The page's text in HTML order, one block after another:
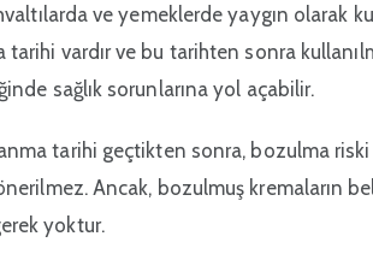
ve yemeklerde yaygın olarak
vardır ve bu tarihten sonra
sağlık sorunlarına yol açabilir.
tarihi geçtikten sonra, bozulma
Ancak, bozulmuş kremaların
yoktur.